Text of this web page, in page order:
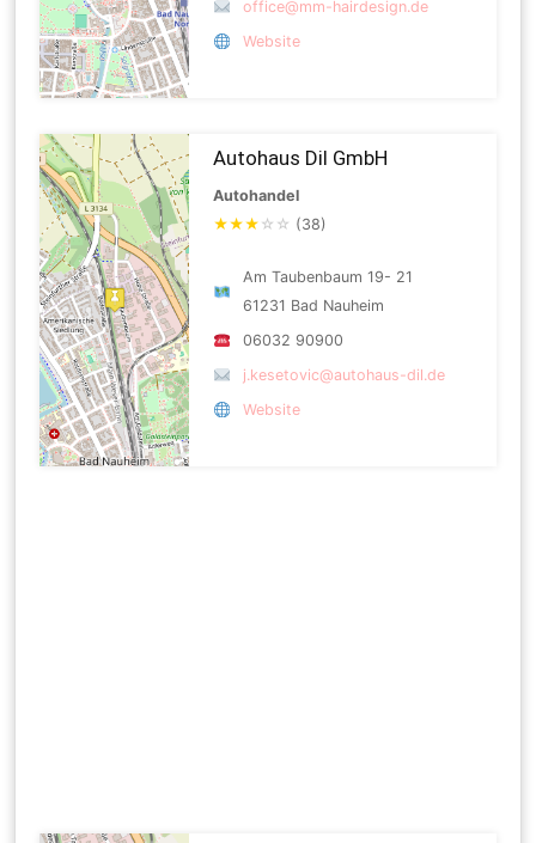
office@mm-hairdesign.de
Website
Autohaus Dil GmbH
Autohandel
★★★ ☆ ☆ (38)
Am Taubenbaum 19- 21
61231 Bad Nauheim
06032 90900
j.kesetovic@autohaus-dil.de
Website